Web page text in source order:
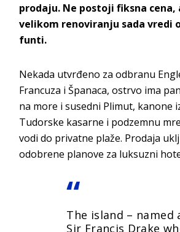
prodaju. Ne postoji fiksna cena,
velikom renoviranju sada vredi
funti.
Nekada utvrđeno za odbranu
Francuza i Španaca, ostrvo ima
na more i susedni Plimut, kanone
Tudorske kasarne i podzemnu
vodi do privatne plaže. Prodaja
odobrene planove za luksuzni
The island – named
Sir Francis Drake